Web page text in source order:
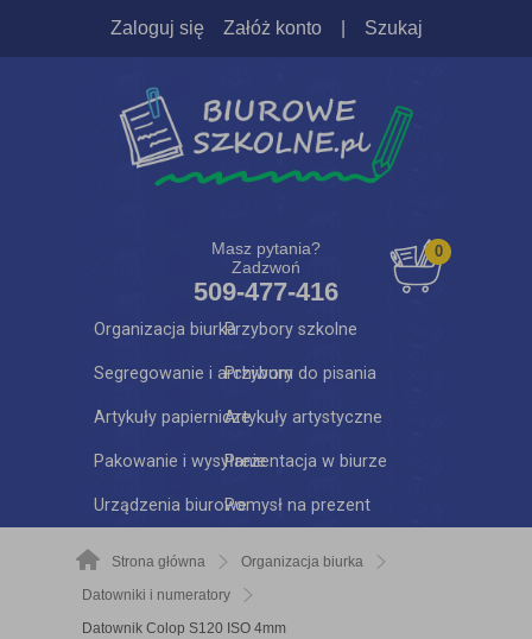
Zaloguj się Załóż konto Szukaj
Masz pytania?
Zadzwoń
509-477-416
0
Organizacja biurkaPrzybory szkolne
Segregowanie i archiwumPrzybory do pisania
Artykuły papierniczeArtykuły artystyczne
Pakowanie i wysyłaniePrezentacja w biurze
Urządzenia biurowePomysł na prezent
Strona główna
Organizacja biurka
Datowniki i numeratory
Datownik Colop S120 ISO 4mm